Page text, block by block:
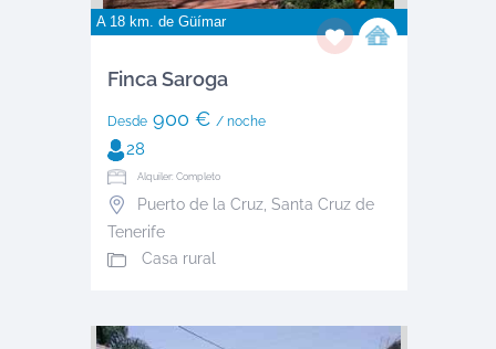
A 18 km. de Güímar
Finca Saroga
Desde900 € / noche
28
Alquiler: Completo
Puerto de la Cruz, Santa Cruz de
Tenerife
Casa rural